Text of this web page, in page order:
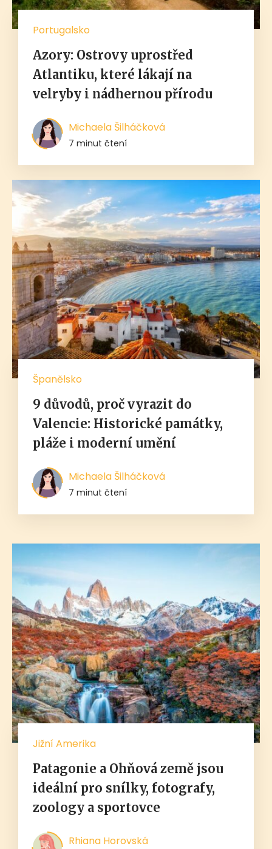
Portugalsko
Azory: Ostrovy uprostřed
Atlantiku, které lákají na
velryby i nádhernou přírodu
Michaela Šilháčková
7 minut čtení
Španělsko
9 důvodů, proč vyrazit do
Valencie: Historické památky,
pláže i moderní umění
Michaela Šilháčková
7 minut čtení
Jižní Amerika
Patagonie a Ohňová země jsou
ideální pro snílky, fotografy,
zoology a sportovce
Rhiana Horovská